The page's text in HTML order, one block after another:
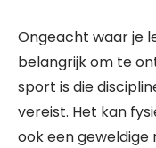
Ongeacht waar je
belangrijk om te
sport is die
vereist. Het kan
ook een geweldige